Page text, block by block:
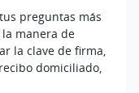
preguntas más
manera de
la clave de firma,
domiciliado,